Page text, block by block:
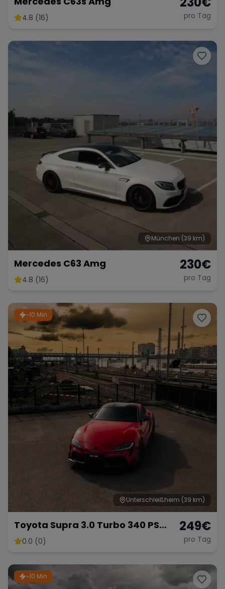
4.8 (16) pro Tag
München (39 km)
Mercedes C63 Amg
4.8 (16)
230€
pro Tag
~10 Min
Unterschleißheim (39 km)
Toyota Supra 3.0 Turbo 340 PS
Sportwagen Premium
0.0 (0)
249€
pro Tag
~10 Min